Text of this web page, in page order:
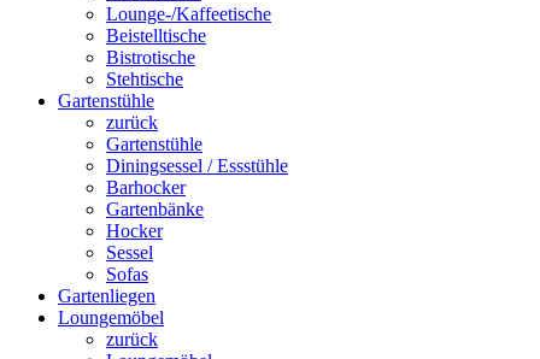
Lounge-/Kaffeetische
Beistelltische
Bistrotische
Stehtische
Gartenstühle
zurück
Gartenstühle
Diningsessel / Essstühle
Barhocker
Gartenbänke
Hocker
Sessel
Sofas
Gartenliegen
Loungemöbel
zurück